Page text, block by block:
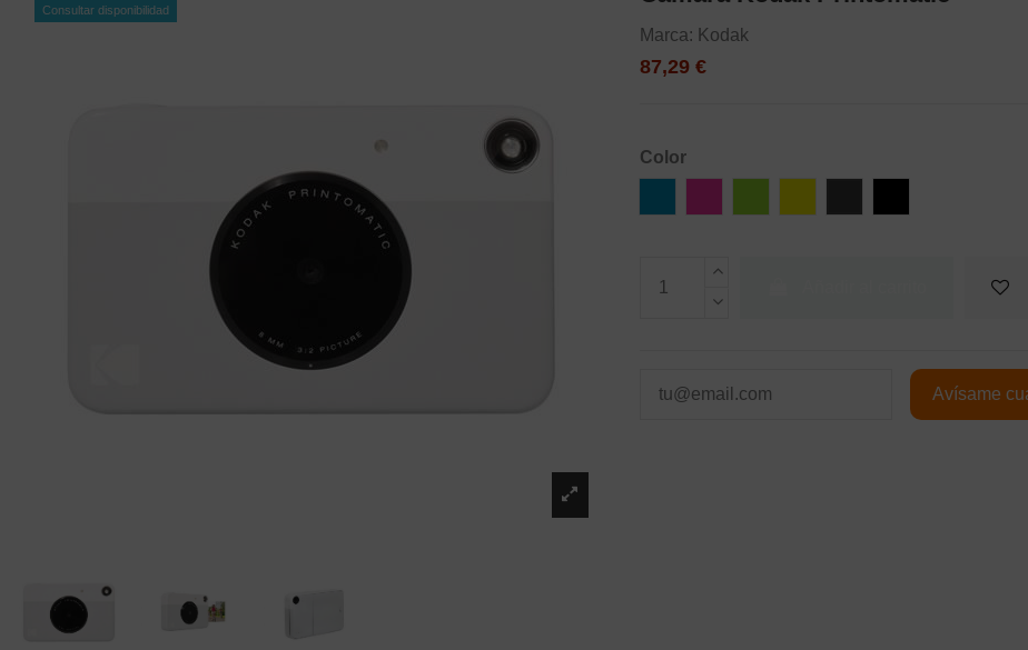
Consultar disponibilidad
Marca: Kodak
87,29 €
Color